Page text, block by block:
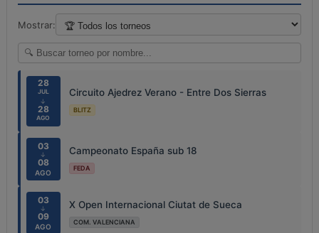
Mostrar:
28
JUL
↓
28
AGO
Circuito Ajedrez Verano - Entre Dos Sierras
BLITZ
03
↓
08
AGO
Campeonato España sub 18
FEDA
03
↓
09
AGO
X Open Internacional Ciutat de Sueca
COM. VALENCIANA